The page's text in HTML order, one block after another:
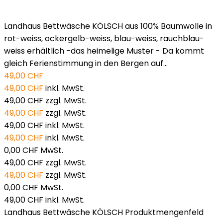
Landhaus Bettwäsche KÖLSCH aus 100% Baumwolle in
rot-weiss, ockergelb-weiss, blau-weiss, rauchblau-
weiss erhältlich -das heimelige Muster - Da kommt
gleich Ferienstimmung in den Bergen auf...
49,00 CHF
49,00 CHF inkl. MwSt.
49,00 CHF zzgl. MwSt.
49,00 CHF zzgl. MwSt.
49,00 CHF inkl. MwSt.
49,00 CHF inkl. MwSt.
0,00 CHF MwSt.
49,00 CHF zzgl. MwSt.
49,00 CHF zzgl. MwSt.
0,00 CHF MwSt.
49,00 CHF inkl. MwSt.
Landhaus Bettwäsche KÖLSCH Produktmengenfeld